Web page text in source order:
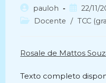
Autor
do
pauloh
Post
publicado:
22/11/
Categoria
Docente / TCC
Rosale de Mattos
Texto completo